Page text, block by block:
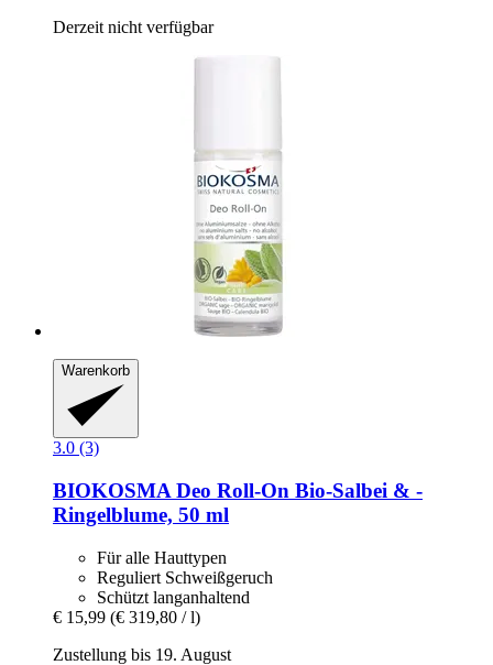
Derzeit nicht verfügbar
Warenkorb
3.0 (3)
BIOKOSMA Deo Roll-​On Bio-​Salbei & -​
Ringelblume, 50 ml
Für alle Hauttypen
Reguliert Schweißgeruch
Schützt langanhaltend
€ 15,99 (€ 319,80 / l)
Zustellung bis 19. August